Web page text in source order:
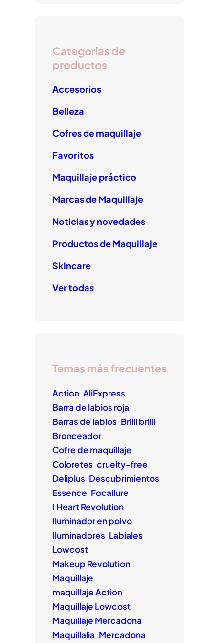
m
o
k
Categorías de
productos
Accesorios
Belleza
Cofres de maquillaje
Favoritos
Maquillaje práctico
Marcas de Maquillaje
Noticias y novedades
Productos de Maquillaje
Skincare
Ver todas
Temas más frecuentes
Action AliExpress
Barra de labios roja
Barras de labios Brilli brilli
Bronceador
Cofre de maquillaje
Coloretes cruelty-free
Deliplus Descubrimientos
Essence Focallure
I Heart Revolution
Iluminador en polvo
Iluminadores Labiales
Lowcost
Makeup Revolution
Maquillaje
maquillaje Action
Maquillaje Lowcost
Maquillaje Mercadona
Maquillalia Mercadona